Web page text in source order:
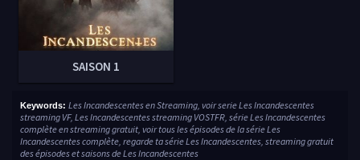
SAISON 1
Keywords: Les Incandescentes en Streaming, voir serie Les Incandescentes
streaming VF, Les Incandescentes streaming VOSTFR, série Les Incandescentes
complète en streaming gratuit, voir tous les épisodes de la série Les
Incandescentes complète, regarde ta série Les Incandescentes, streaming gratuit
des épisodes et saisons de Les Incandescentes